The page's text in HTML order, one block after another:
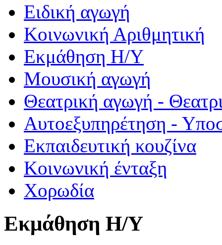
Ειδική αγωγή
Κοινωνική Αριθμητική
Εκμάθηση Η/Υ
Μουσική αγωγή
Θεατρική αγωγή -
Αυτοεξυπηρέτηση -
Εκπαιδευτική κουζίνα
Κοινωνική ένταξη
Χορωδία
Εκμάθηση Η/Υ